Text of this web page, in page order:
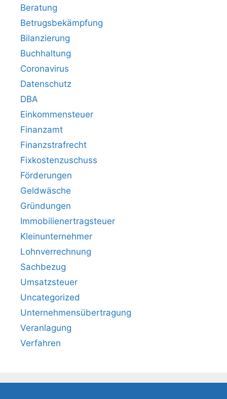
Beratung
Betrugsbekämpfung
Bilanzierung
Buchhaltung
Coronavirus
Datenschutz
DBA
Einkommensteuer
Finanzamt
Finanzstrafrecht
Fixkostenzuschuss
Förderungen
Geldwäsche
Gründungen
Immobilienertragsteuer
Kleinunternehmer
Lohnverrechnung
Sachbezug
Umsatzsteuer
Uncategorized
Unternehmensübertragung
Veranlagung
Verfahren